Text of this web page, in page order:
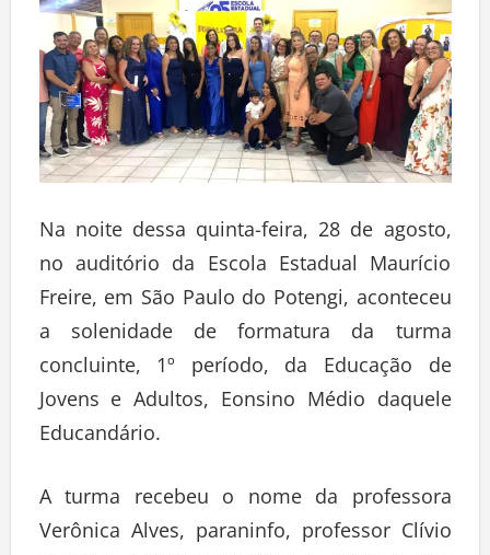
Na noite dessa quinta-feira, 28 de agosto,
no auditório da Escola Estadual Maurício
Freire, em São Paulo do Potengi, aconteceu
a solenidade de formatura da turma
concluinte, 1º período, da Educação de
Jovens e Adultos, Eonsino Médio daquele
Educandário.
A turma recebeu o nome da professora
Verônica Alves, paraninfo, professor Clívio